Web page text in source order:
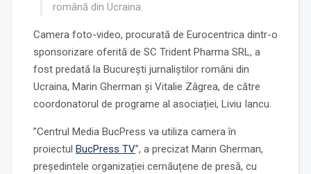
română din Ucraina.
Camera foto-video, procurată de Eurocentrica dintr-o
sponsorizare oferită de SC Trident Pharma SRL, a
fost predată la București jurnaliștilor români din
Ucraina, Marin Gherman și Vitalie Zâgrea, de către
coordonatorul de programe al asociației, Liviu Iancu.
”Centrul Media BucPress va utiliza camera în
proiectul BucPress TV”, a precizat Marin Gherman,
președintele organizației cernăuțene de presă, cu